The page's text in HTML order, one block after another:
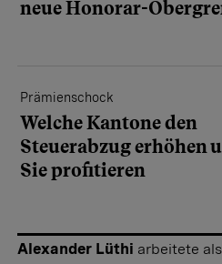
neue Honorar-
Prämienschock
Welche Kantone den
Steuerabzug erhöhen
Sie profitieren
Alexander Lüthi arbeitete